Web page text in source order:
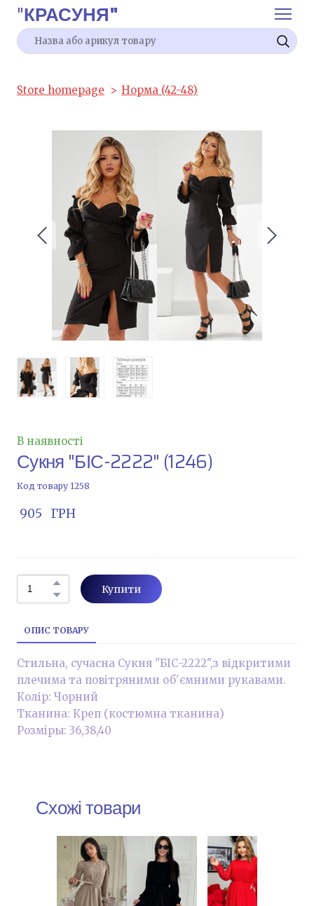
"КРАСУНЯ"
Store homepage Норма (42-48)
В наявності
Сукня "БІС-2222" (1246)
Код товару 1258
905   ГРН
Купити
ОПИС ТОВАРУ
Стильна, сучасна Сукня "БІС-2222",з відкритими
плечима та повітряними об'ємними рукавами.
Колір: Чорний
Тканина: Креп (костюмна тканина)
Розмiры: 36,38,40
Схожі товари